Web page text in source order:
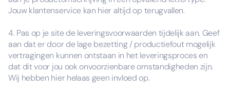
Jouw klantenservice kan hier altijd op terugvallen.
4. Pas op je site de leveringsvoorwaarden tijdelijk aan. Geef
aan dat er door de lage bezetting / productiefout mogelijk
vertragingen kunnen ontstaan in het leveringsproces en
dat dit voor jou ook onvoorzienbare omstandigheden zijn.
Wij hebben hier helaas geen invloed op.